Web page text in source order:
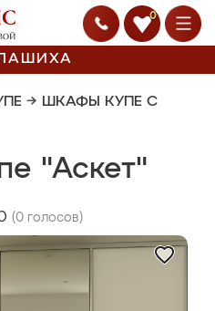
0
→ ШКАФЫ КУПЕ С
"Аскет"
(0 голосов)